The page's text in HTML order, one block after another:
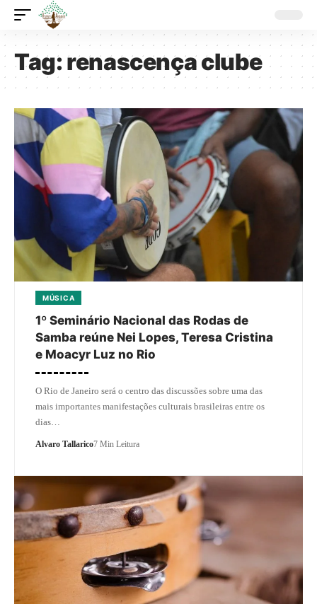
Tag:renascença clube
MÚSICA
1º Seminário Nacional das Rodas de
Samba reúne Nei Lopes, Teresa Cristina
e Moacyr Luz no Rio
O Rio de Janeiro será o centro das discussões sobre uma das
mais importantes manifestações culturais brasileiras entre os
dias…
Alvaro Tallarico7 Min Leitura